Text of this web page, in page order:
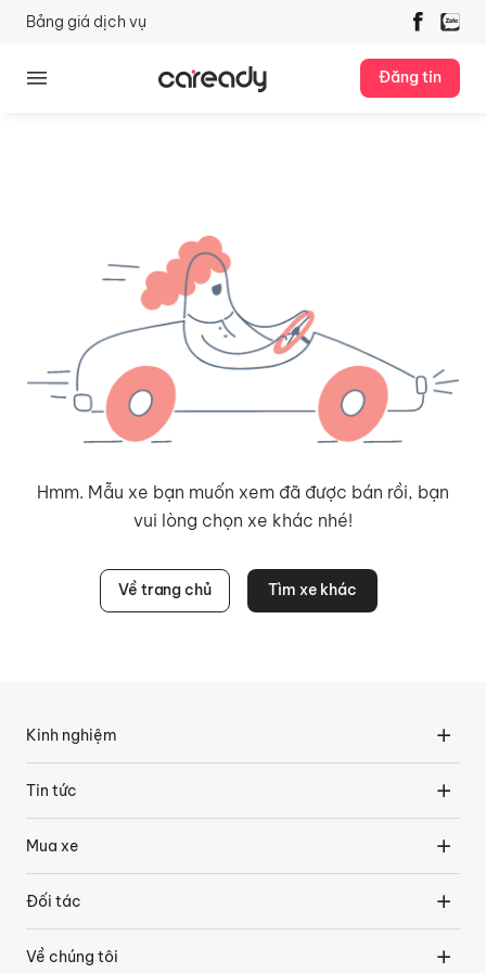
Bảng giá dịch vụ
Đăng tin
Hmm. Mẫu xe bạn muốn xem đã được bán rồi, bạn
vui lòng chọn xe khác nhé!
Về trang chủ Tìm xe khác
Kinh nghiệm
Tin tức
Mua xe
Đối tác
Về chúng tôi